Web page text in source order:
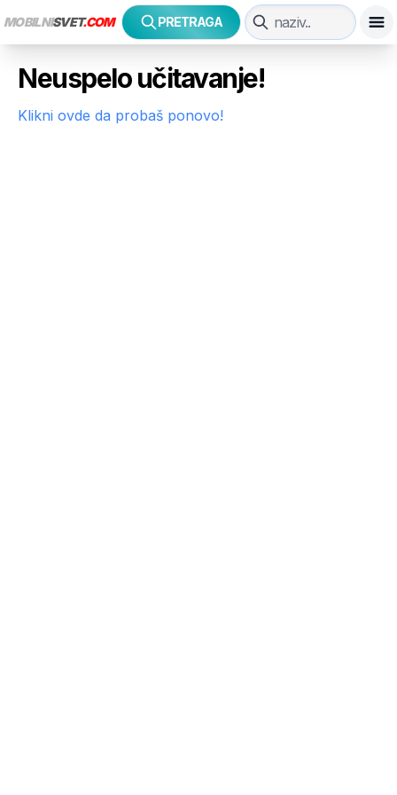
MOBILNISVET.COM PRETRAGA
Neuspelo učitavanje!
Klikni ovde da probaš ponovo!